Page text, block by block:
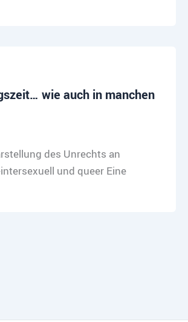
wie auch in manchen
des Unrechts an
und queer Eine